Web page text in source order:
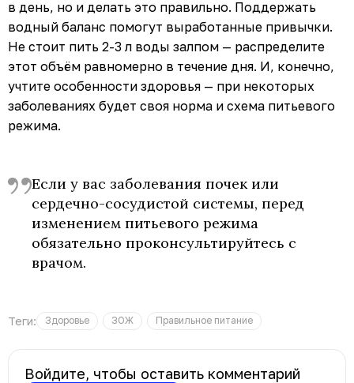
в день, но и делать это правильно. Поддержать
водный баланс помогут выработанные привычки.
Не стоит пить 2-3 л воды залпом — распределите
этот объём равномерно в течение дня. И, конечно,
учтите особенности здоровья — при некоторых
заболеваниях будет своя норма и схема питьевого
режима.
Если у вас заболевания почек или
сердечно-сосудистой системы, перед
изменением питьевого режима
обязательно проконсультируйтесь с
врачом.
Теги: Здоровье ЗОЖ Правильное питание
Войдите, чтобы оставить комментарий